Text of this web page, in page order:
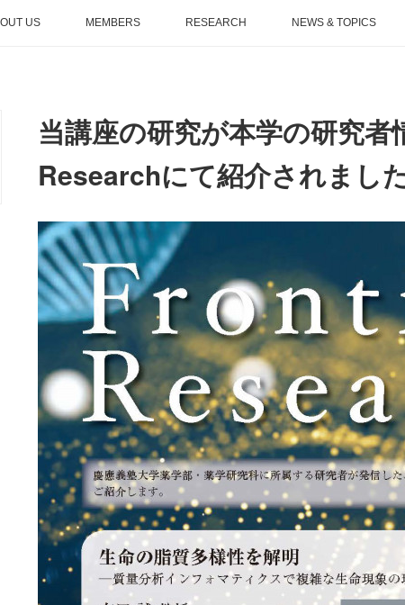
US MEMBERS RESEARCH NEWS & TOPICS
当講座の研究が本学の研究
Researchにて紹介されまし